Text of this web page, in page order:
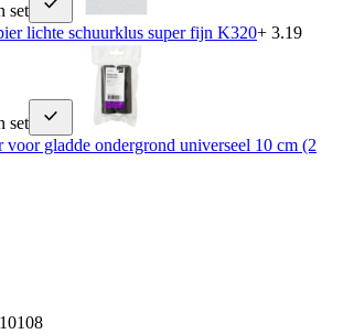
set
lichte schuurklus super fijn K320+ 3.19
set
gladde ondergrond universeel 10 cm (2